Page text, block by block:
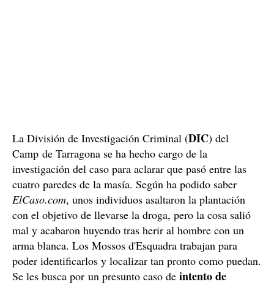
La División de Investigación Criminal (DIC) del
Camp de Tarragona se ha hecho cargo de la
investigación del caso para aclarar que pasó entre las
cuatro paredes de la masía. Según ha podido saber
ElCaso.com, unos individuos asaltaron la plantación
con el objetivo de llevarse la droga, pero la cosa salió
mal y acabaron huyendo tras herir al hombre con un
arma blanca. Los Mossos d'Esquadra trabajan para
poder identificarlos y localizar tan pronto como puedan.
Se les busca por un presunto caso de intento de